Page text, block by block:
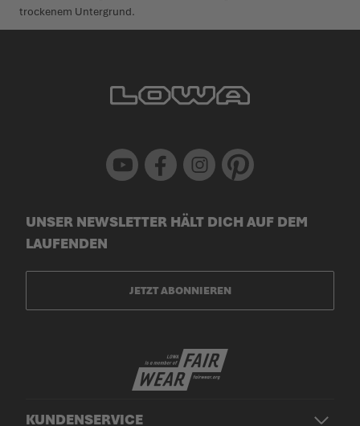
trockenem Untergrund.
Youtube Facebook Instagram Pinterest
KUNDENSERVICE
UNSER NEWSLETTER HÄLT DICH AUF DEM
LAUFENDEN
JETZT ABONNIEREN